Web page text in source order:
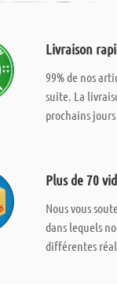
Livraison
99% de nos
suite. La
prochains
Plus de 70
Nous vous
dans lequels
différentes